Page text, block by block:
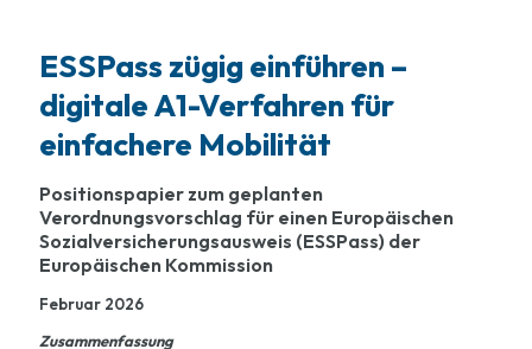
ESSPass zügig einführen –
digitale A1-Verfahren für
einfachere Mobilität
Positionspapier zum geplanten
Verordnungsvorschlag für einen Europäischen
Sozialversicherungsausweis (ESSPass) der
Europäischen Kommission
Februar 2026
Zusammenfassung